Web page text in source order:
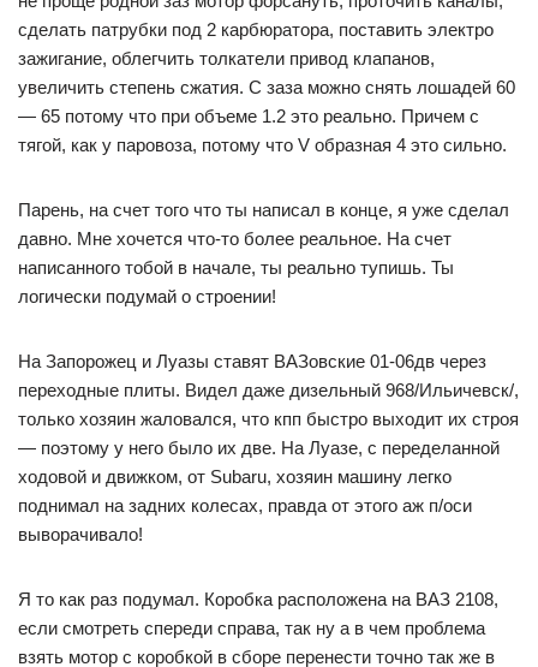
сделать патрубки под 2 карбюратора, поставить электро
зажигание, облегчить толкатели привод клапанов,
увеличить степень сжатия. С заза можно снять лошадей 60
— 65 потому что при объеме 1.2 это реально. Причем с
тягой, как у паровоза, потому что V образная 4 это сильно.
Парень, на счет того что ты написал в конце, я уже сделал
давно. Мне хочется что-то более реальное. На счет
написанного тобой в начале, ты реально тупишь. Ты
логически подумай о строении!
На Запорожец и Луазы ставят ВАЗовские 01-06дв через
переходные плиты. Видел даже дизельный 968/Ильичевск/,
только хозяин жаловался, что кпп быстро выходит их строя
— поэтому у него было их две. На Луазе, с переделанной
ходовой и движком, от Subaru, хозяин машину легко
поднимал на задних колесах, правда от этого аж п/оси
выворачивало!
Я то как раз подумал. Коробка расположена на ВАЗ 2108,
если смотреть спереди справа, так ну а в чем проблема
взять мотор с коробкой в сборе перенести точно так же в